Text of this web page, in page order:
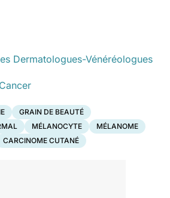
Dermatologues-Vénéréologues
GRAIN DE BEAUTÉ
MÉLANOCYTE
MÉLANOME
CARCINOME CUTANÉ